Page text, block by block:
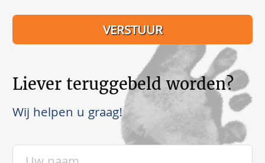
Liever teruggebeld worden?
Wij helpen u graag!